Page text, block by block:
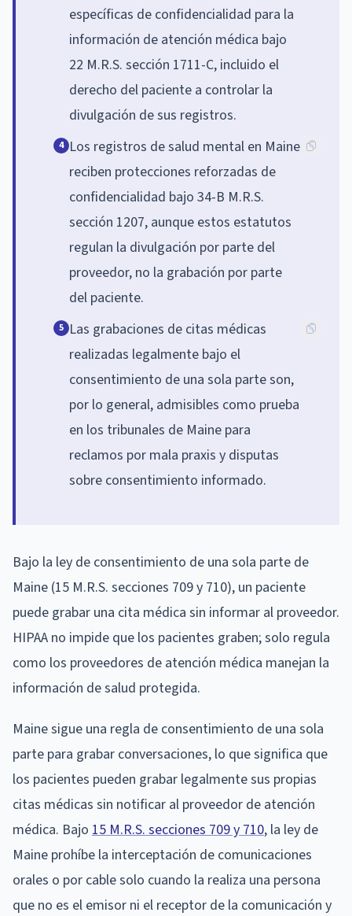
específicas de confidencialidad para la
información de atención médica bajo
22 M.R.S. sección 1711-C, incluido el
derecho del paciente a controlar la
divulgación de sus registros.
4 Los registros de salud mental en Maine
reciben protecciones reforzadas de
confidencialidad bajo 34-B M.R.S.
sección 1207, aunque estos estatutos
regulan la divulgación por parte del
proveedor, no la grabación por parte
del paciente.
5 Las grabaciones de citas médicas
realizadas legalmente bajo el
consentimiento de una sola parte son,
por lo general, admisibles como prueba
en los tribunales de Maine para
reclamos por mala praxis y disputas
sobre consentimiento informado.
Bajo la ley de consentimiento de una sola parte de
Maine (15 M.R.S. secciones 709 y 710), un paciente
puede grabar una cita médica sin informar al proveedor.
HIPAA no impide que los pacientes graben; solo regula
como los proveedores de atención médica manejan la
información de salud protegida.
Maine sigue una regla de consentimiento de una sola
parte para grabar conversaciones, lo que significa que
los pacientes pueden grabar legalmente sus propias
citas médicas sin notificar al proveedor de atención
médica. Bajo 15 M.R.S. secciones 709 y 710, la ley de
Maine prohíbe la interceptación de comunicaciones
orales o por cable solo cuando la realiza una persona
que no es el emisor ni el receptor de la comunicación y